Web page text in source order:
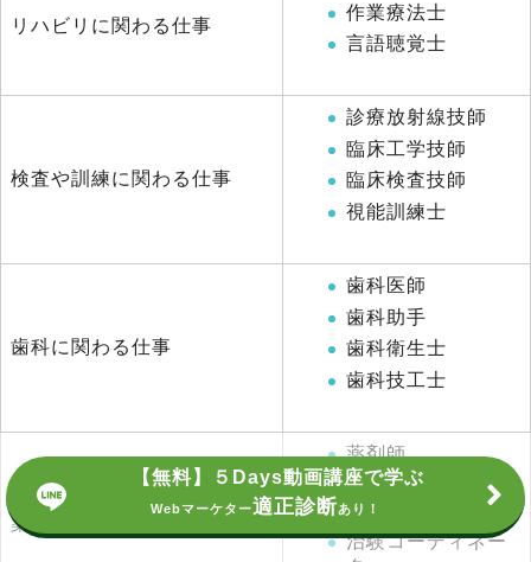
リハビリに関わる仕事
作業療法士
言語聴覚士
検査や訓練に関わる仕事
診療放射線技師
臨床工学技師
臨床検査技師
視能訓練士
歯科に関わる仕事
歯科医師
歯科助手
歯科衛生士
歯科技工士
薬に関わる仕事
薬剤師
医薬情報担当者
（MR）
治験コーディネー
【無料】５Days動画講座で学ぶ
Webマーケター適正診断あり！